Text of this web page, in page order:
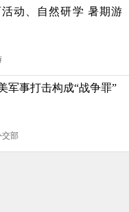
动、自然研学 暑期游
军事打击构成“战争罪”
交部